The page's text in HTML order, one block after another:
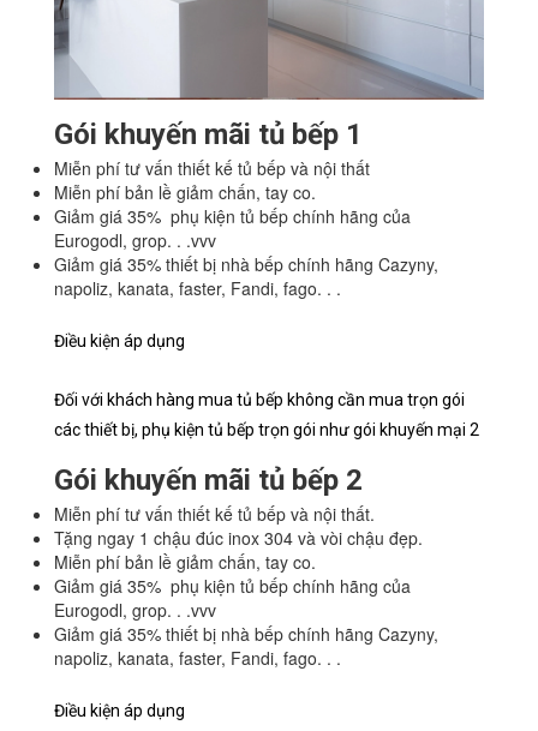
Gói khuyến mãi tủ bếp 1
Miễn phí tư vấn thiết kế tủ bếp và nội thất
Miễn phí bản lề giảm chấn, tay co.
Giảm giá 35% phụ kiện tủ bếp chính hãng của
Eurogodl, grop. . .vvv
Giảm giá 35% thiết bị nhà bếp chính hãng Cazyny,
napoliz, kanata, faster, Fandi, fago. . .
Điều kiện áp dụng
Đối với khách hàng mua tủ bếp không cần mua trọn gói
các thiết bị, phụ kiện tủ bếp trọn gói như gói khuyến mại 2
Gói khuyến mãi tủ bếp 2
Miễn phí tư vấn thiết kế tủ bếp và nội thất.
Tặng ngay 1 chậu đúc inox 304 và vòi chậu đẹp.
Miễn phí bản lề giảm chấn, tay co.
Giảm giá 35% phụ kiện tủ bếp chính hãng của
Eurogodl, grop. . .vvv
Giảm giá 35% thiết bị nhà bếp chính hãng Cazyny,
napoliz, kanata, faster, Fandi, fago. . .
Điều kiện áp dụng